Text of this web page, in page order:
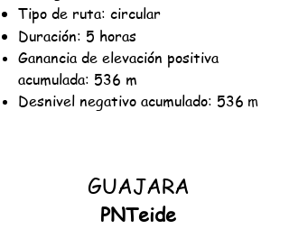
Tipo de ruta: circular
Duración: 5 horas
Ganancia de elevación positiva
acumulada: 536 m
Desnivel negativo acumulado: 536 m
GUAJARA
PNTeide